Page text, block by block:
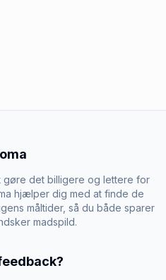
gøre det billigere og lettere for
hjælper dig med at finde de
måltider, så du både sparer
madspild.